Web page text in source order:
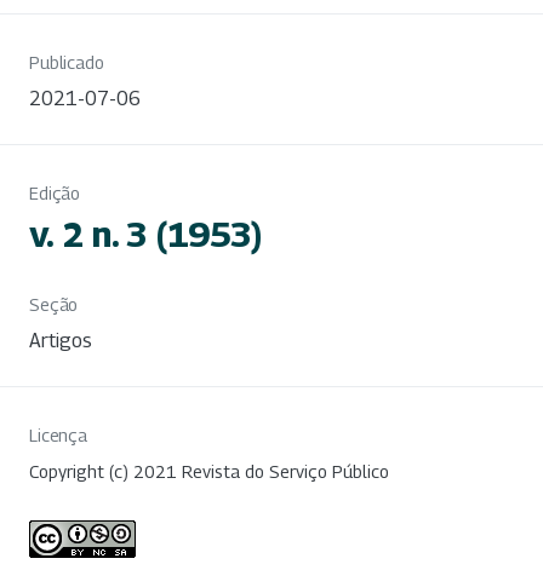
Publicado
2021-07-06
Edição
v. 2 n. 3 (1953)
Seção
Artigos
Licença
Copyright (c) 2021 Revista do Serviço Público